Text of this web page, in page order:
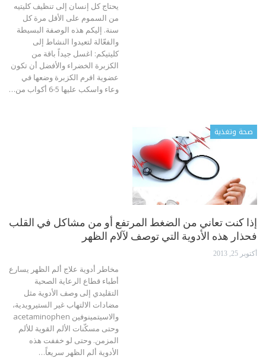
يحتاج كل إنسان إلى تنظيف كليتيه
من السموم على الأقل مرة كل
سنة. إليكم هذه الوصفة البسيطة
والفعّالة لتعيدوا النشاط إلى
كليتيكم: اغسل جيداً باقة من
الكزبرة الخضراء والأفضل أن تكون
عضوية افرم الكزبرة وضعها في
وعاء واسكب عليها 5-6 أكواب من…
صحة وتغذية
إذا كنت تعاني من الضغط المرتفع أو من مشاكل في القلب
فحذار هذه الأدوية التي توصف لآلام الظهر
أكتوبر 25, 2013
مخاطر أدوية علاج ألم الظهر يسارع
أطباء قطاع الرعاية الصحية
التقليدي إلى وصف الأدوية مثل
مضادات الالتهاب غير الستيرويدية،
والاسيتمينوفين acetaminophen
وحتى مسكّنات الألم القوية للألم
المزمن. وحتى لو خففت هذه
الأدوية ألم الظهر سريعاً…